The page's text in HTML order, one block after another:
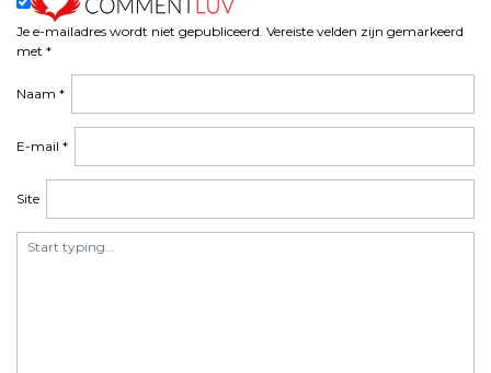
Je e-mailadres wordt niet gepubliceerd. Vereiste velden zijn gemarkeerd
met *
Naam *
E-mail *
Site